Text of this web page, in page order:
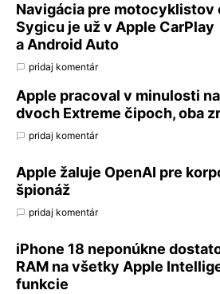
Navigácia pre motocyklistov
Sygicu je už v Apple CarPlay
a Android Auto
pridaj komentár
Apple pracoval v minulosti na
dvoch Extreme čipoch, oba
pridaj komentár
Apple žaluje OpenAI pre
špionáž
pridaj komentár
iPhone 18 neponúkne
RAM na všetky Apple
funkcie